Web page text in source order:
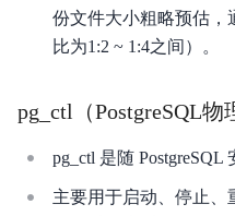
性能测试白皮书
相关协议
份文件大小粗略预估，
比为1:2 ~ 1:4之间）。
pg_ctl（PostgreSQL物
pg_ctl 是随
主要用于启动、停止、